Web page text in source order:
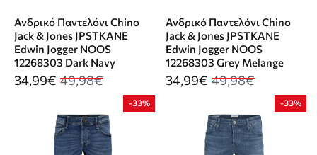
Ανδρικό Παντελόνι Chino
Jack & Jones JPSTKANE
Edwin Jogger NOOS
12268303 Dark Navy
34,99€ 49,98€
Ανδρικό Παντελόνι Chino
Jack & Jones JPSTKANE
Edwin Jogger NOOS
12268303 Grey Melange
34,99€ 49,98€
-33% -33%